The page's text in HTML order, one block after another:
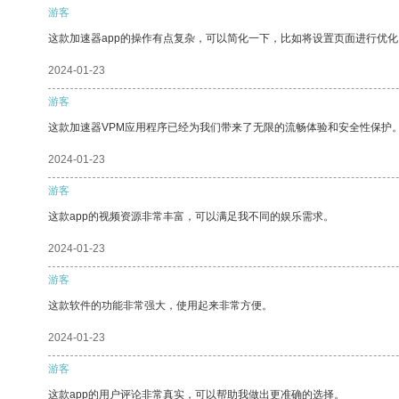
游客
这款加速器app的操作有点复杂，可以简化一下，比如将设置页面进行优
2024-01-23
游客
这款加速器VPM应用程序已经为我们带来了无限的流畅体验和安全性保护
2024-01-23
游客
这款app的视频资源非常丰富，可以满足我不同的娱乐需求。
2024-01-23
游客
这款软件的功能非常强大，使用起来非常方便。
2024-01-23
游客
这款app的用户评论非常真实，可以帮助我做出更准确的选择。